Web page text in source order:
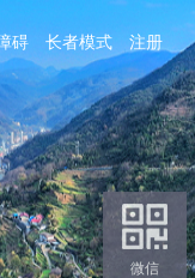
碍 长者模式 注册
微信